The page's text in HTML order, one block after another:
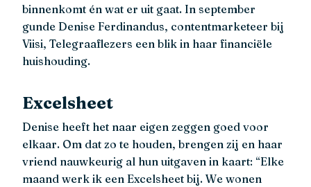
binnenkomt én wat er uit gaat. In september
gunde Denise Ferdinandus, contentmarketeer bij
Viisi, Telegraaflezers een blik in haar financiële
huishouding.
Excelsheet
Denise heeft het naar eigen zeggen goed voor
elkaar. Om dat zo te houden, brengen zij en haar
vriend nauwkeurig al hun uitgaven in kaart: “Elke
maand werk ik een Excelsheet bij. We wonen